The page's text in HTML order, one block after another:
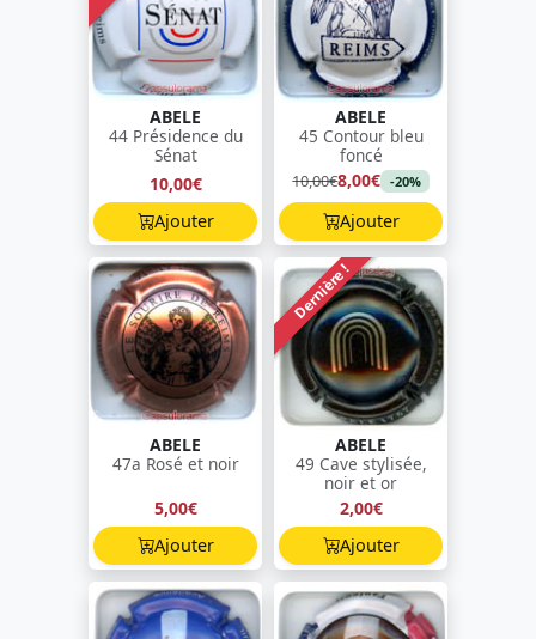
ABELE
44 Présidence du
Sénat
10,00€
Ajouter
ABELE
45 Contour bleu
foncé
10,00€8,00€ -20%
Ajouter
ABELE
47a Rosé et noir
5,00€
Ajouter
Dernière !
ABELE
49 Cave stylisée,
noir et or
2,00€
Ajouter